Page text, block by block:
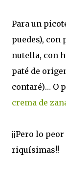
Para un
puedes), con
nutella, con
paté de
contaré)… O
crema de
¡¡Pero lo
riquísimas!!